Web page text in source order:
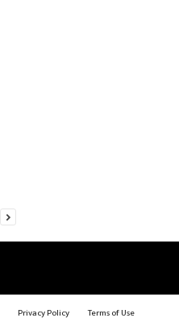
Privacy Policy Terms of Use